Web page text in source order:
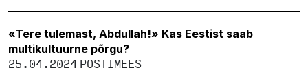
«Tere tulemast, Abdullah!» Kas Eestist saab
multikultuurne põrgu?
25.04.2024POSTIMEES